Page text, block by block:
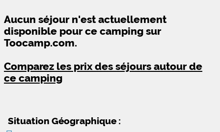
Aucun séjour n'est actuellement
disponible pour ce camping sur
Toocamp.com.
Comparez les prix des séjours autour de
ce camping
Situation Géographique :